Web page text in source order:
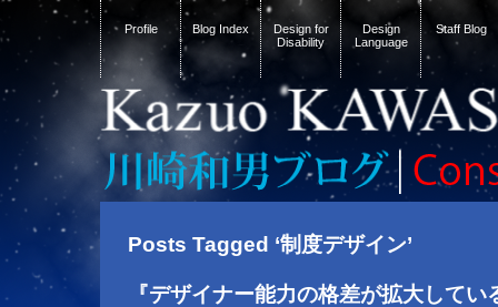
Profile Blog Index
Design for
Disability
Design
Language
Staff Blog
Posts Tagged ‘制度デザイン’
『デザイナー能力の格差が拡大してい